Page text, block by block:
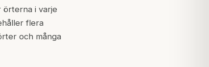
örterna i varje
flera
och många